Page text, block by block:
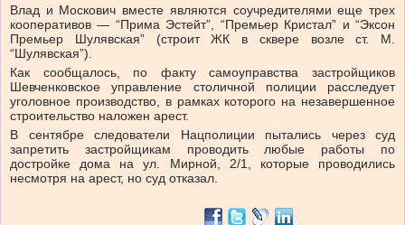
Влад и Москович вместе являются соучредителями еще трех
кооперативов — “Прима Эстейт”, “Премьер Кристал” и “Эксон
Премьер Шулявская” (строит ЖК в сквере возле ст. М.
“Шулявская”).
Как сообщалось, по факту самоуправства застройщиков
Шевченковское управление столичной полиции расследует
уголовное производство, в рамках которого на незавершенное
строительство наложен арест.
В сентябре следователи Нацполиции пытались через суд
запретить застройщикам проводить любые работы по
достройке дома на ул. Мирной, 2/1, которые проводились
несмотря на арест, но суд отказал.